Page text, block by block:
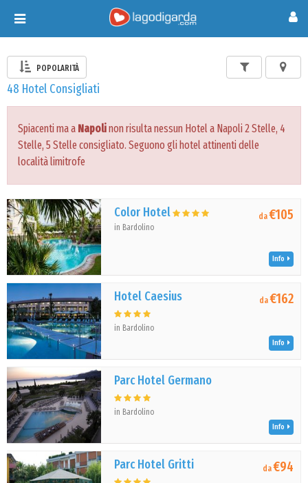
Toggle
navigation
POPOLARITÀ
48 Hotel Consigliati
Spiacenti ma a Napolinon risulta nessun Hotel a Napoli 2 Stelle, 4
Stelle, 5 Stelle consigliato. Seguono gli hotel attinenti delle
località limitrofe
Color Hotel
in Bardolino
da€105
Info
Hotel Caesius
in Bardolino
da€162
Info
Parc Hotel Germano
in Bardolino
Info
Parc Hotel Gritti da€94